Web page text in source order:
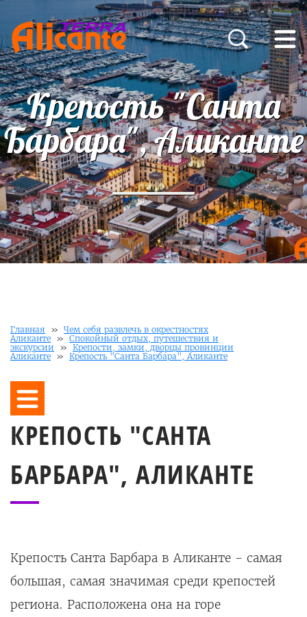
Крепость "Санта
Барбара", Аликанте
Главная » Чем себя развлечь в окрестностях
Аликанте » Спокойный отдых, путешествия и
экскурсии » Крепости, замки, дворцы провинции
Аликанте » Крепость "Санта Барбара", Аликанте
КРЕПОСТЬ "САНТА
БАРБАРА", АЛИКАНТЕ
Крепость Санта Барбара в Аликанте - самая
большая, самая значимая среди крепостей
региона. Расположена она на горе